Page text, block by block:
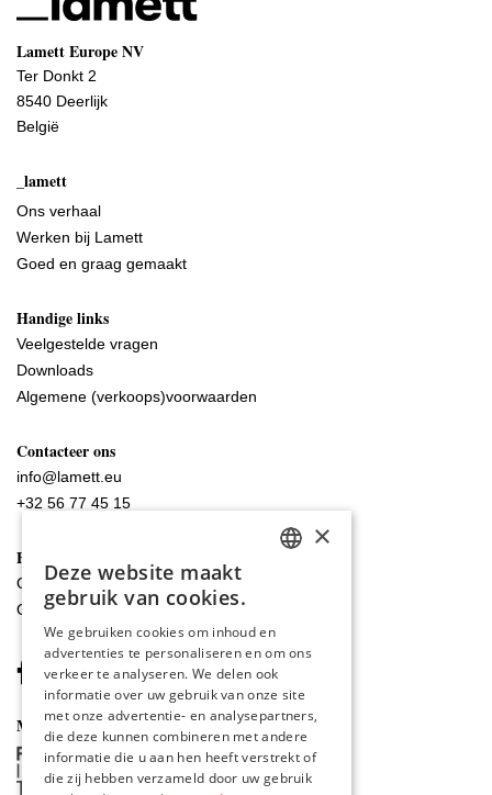
Lamett Europe NV
Ter Donkt 2
8540 Deerlijk
België
_lamett
Ons verhaal
Werken bij Lamett
Goed en graag gemaakt
Handige links
Veelgestelde vragen
Downloads
Algemene (verkoops)voorwaarden
Contacteer ons
info@lamett.eu
+32 56 77 45 15
Bezoek ons
Onze showroom
Onze verkooppunten
Met de steun van
POLISH
FRENCH
GERMAN
SPANISH
×
Deze website maakt
gebruik van cookies.
We gebruiken cookies om inhoud en
advertenties te personaliseren en om ons
verkeer te analyseren. We delen ook
informatie over uw gebruik van onze site
met onze advertentie- en analysepartners,
die deze kunnen combineren met andere
informatie die u aan hen heeft verstrekt of
die zij hebben verzameld door uw gebruik